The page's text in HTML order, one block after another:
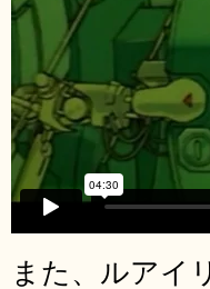
また、ルアイ